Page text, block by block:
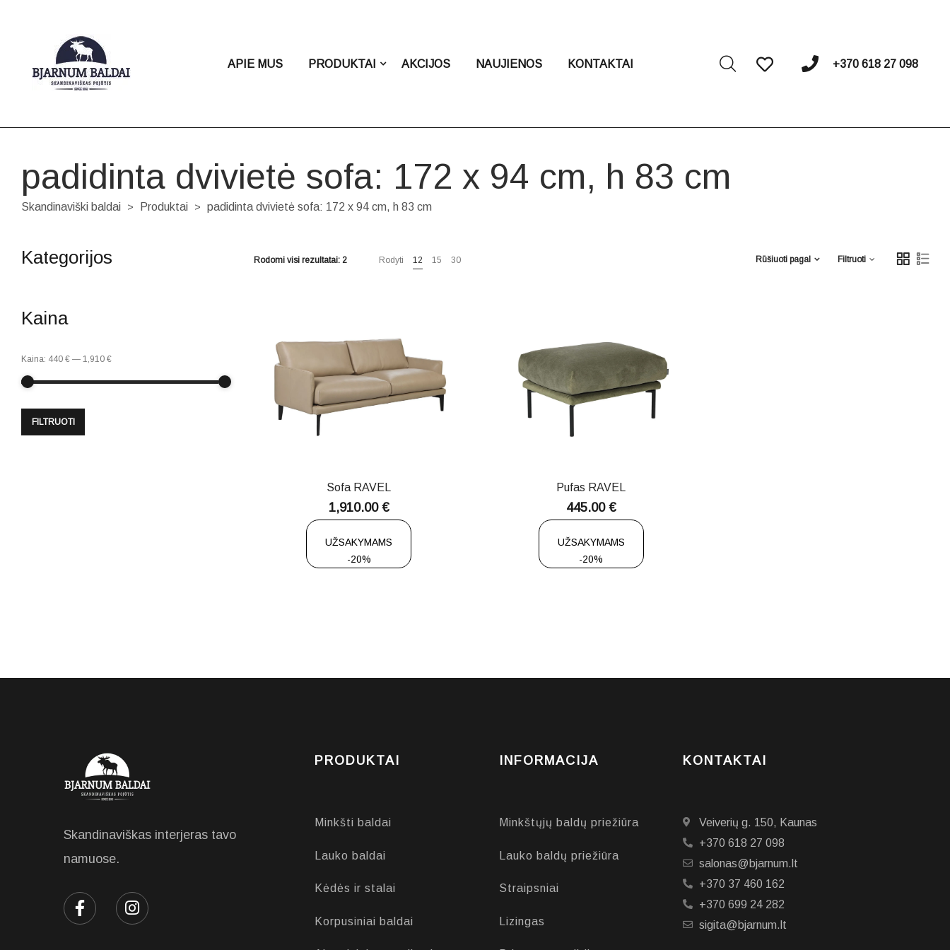
APIE MUS PRODUKTAI AKCIJOS NAUJIENOS KONTAKTAI +370 618 27 098
padidinta dvivietė sofa: 172 x 94 cm, h 83 cm
Skandinaviški baldai > Produktai > padidinta dvivietė sofa: 172 x 94 cm, h 83 cm
Rodomi visi rezultatai: 2 Rodyti 12 15 30 Filtruoti
Rūšiuoti pagal
Sofa RAVEL
1,910.00 €
UŽSAKYMAMS
-20%
Pufas RAVEL
445.00 €
UŽSAKYMAMS
-20%
Kategorijos
Kaina
FILTRUOTI
Kaina: 440 € — 1,910 €
Skandinaviškas interjeras tavo
namuose.
PRODUKTAI
Minkšti baldai
Lauko baldai
Kėdės ir stalai
Korpusiniai baldai
INFORMACIJA
Minkštųjų baldų priežiūra
Lauko baldų priežiūra
Straipsniai
Lizingas
KONTAKTAI
Veiverių g. 150, Kaunas
+370 618 27 098
salonas@bjarnum.lt
+370 37 460 162
+370 699 24 282
sigita@bjarnum.lt